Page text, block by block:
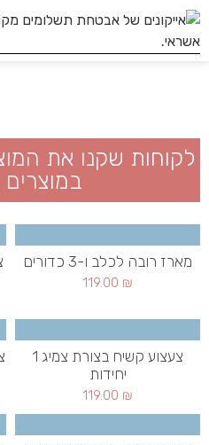
לקוחות שקנו את
מארז רובה לכלב ו-3 כדורים
119.00 ₪
צעצוע קשיח בצורת צמיג 1
יחידות
119.00 ₪